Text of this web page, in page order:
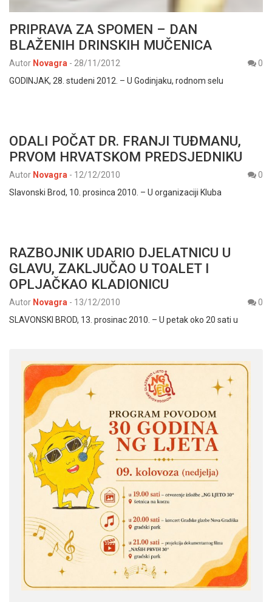
PRIPRAVA ZA SPOMEN – DAN
BLAŽENIH DRINSKIH MUČENICA
Autor Novagra - 28/11/2012
0
GODINJAK, 28. studeni 2012. – U Godinjaku, rodnom selu
ODALI POČAT DR. FRANJI TUĐMANU,
PRVOM HRVATSKOM PREDSJEDNIKU
Autor Novagra - 12/12/2010
0
Slavonski Brod, 10. prosinca 2010. – U organizaciji Kluba
RAZBOJNIK UDARIO DJELATNICU U
GLAVU, ZAKLJUČAO U TOALET I
OPLJAČKAO KLADIONICU
Autor Novagra - 13/12/2010
0
SLAVONSKI BROD, 13. prosinac 2010. – U petak oko 20 sati u